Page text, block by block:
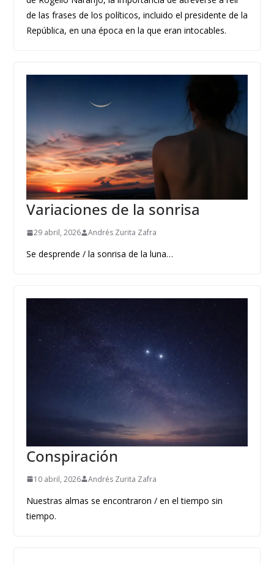
de las frases de los políticos, incluido el presidente de la
República, en una época en la que eran intocables.
Variaciones de la sonrisa
29 abril, 2026 Andrés Zurita Zafra
Se desprende / la sonrisa de la luna…
Conspiración
10 abril, 2026 Andrés Zurita Zafra
Nuestras almas se encontraron / en el tiempo sin
tiempo.